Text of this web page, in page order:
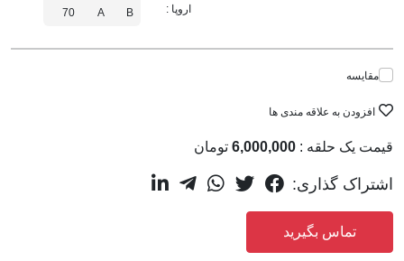
اروپا :
B
A
70
مقایسه
افزودن به علاقه مندی ها
قیمت یک حلقه : 6,000,000 تومان
اشتراک گذاری:
تماس بگیرید